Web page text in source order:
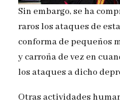
Sin embargo, se ha
raros los ataques de
conforma de pequeños
y carroña de vez en
los ataques a dicho
Otras actividades